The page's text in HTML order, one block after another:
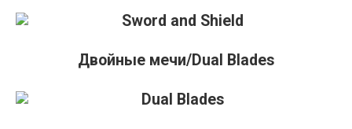
Двойные мечи/Dual Blades